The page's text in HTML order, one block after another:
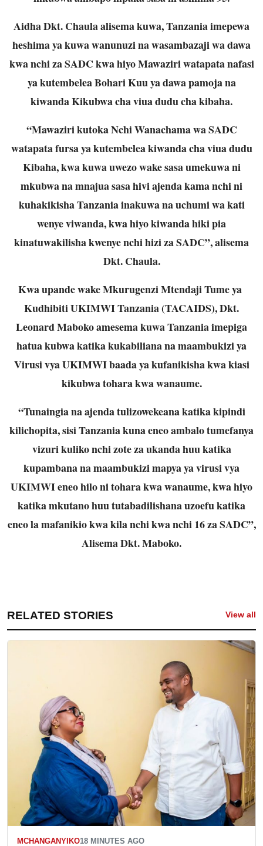
Aidha Dkt. Chaula alisema kuwa, Tanzania imepewa
heshima ya kuwa wanunuzi na wasambazaji wa dawa
kwa nchi za SADC kwa hiyo Mawaziri watapata nafasi
ya kutembelea Bohari Kuu ya dawa pamoja na
kiwanda Kikubwa cha viua dudu cha kibaha.
“Mawaziri kutoka Nchi Wanachama wa SADC
watapata fursa ya kutembelea kiwanda cha viua dudu
Kibaha, kwa kuwa uwezo wake sasa umekuwa ni
mkubwa na mnajua sasa hivi ajenda kama nchi ni
kuhakikisha Tanzania inakuwa na uchumi wa kati
wenye viwanda, kwa hiyo kiwanda hiki pia
kinatuwakilisha kwenye nchi hizi za SADC”, alisema
Dkt. Chaula.
Kwa upande wake Mkurugenzi Mtendaji Tume ya
Kudhibiti UKIMWI Tanzania (TACAIDS), Dkt.
Leonard Maboko amesema kuwa Tanzania imepiga
hatua kubwa katika kukabiliana na maambukizi ya
Virusi vya UKIMWI baada ya kufanikisha kwa kiasi
kikubwa tohara kwa wanaume.
“Tunaingia na ajenda tulizowekeana katika kipindi
kilichopita, sisi Tanzania kuna eneo ambalo tumefanya
vizuri kuliko nchi zote za ukanda huu katika
kupambana na maambukizi mapya ya virusi vya
UKIMWI eneo hilo ni tohara kwa wanaume, kwa hiyo
katika mkutano huu tutabadilishana uzoefu katika
eneo la mafanikio kwa kila nchi kwa nchi 16 za SADC”,
Alisema Dkt. Maboko.
RELATED STORIES View all
MCHANGANYIKO18 MINUTES AGO